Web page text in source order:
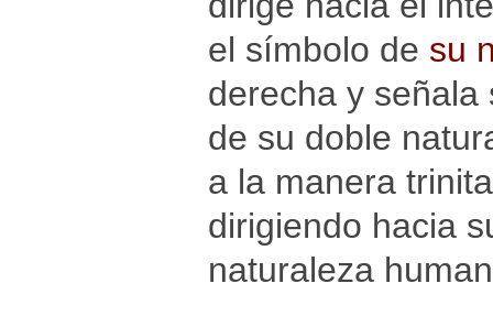
el símbolo de su
derecha y
de su doble
a la manera
dirigiendo hacia
naturaleza